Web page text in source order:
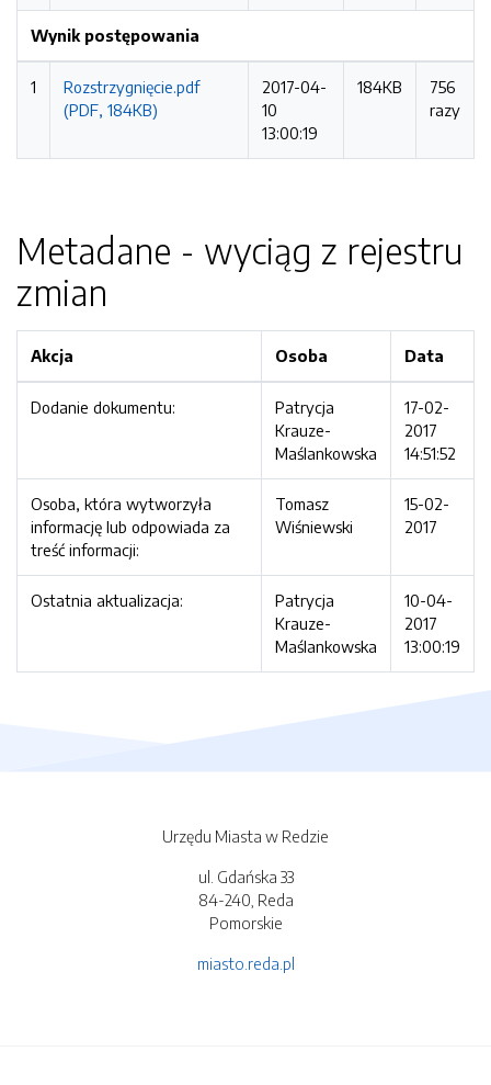
Wynik postępowania
1
Rozstrzygnięcie.pdf
(PDF, 184KB)
2017-04-
10
13:00:19
184KB
756
razy
Metadane - wyciąg z rejestru
zmian
Akcja Osoba Data
Dodanie dokumentu:
Patrycja
Krauze-
Maślankowska
17-02-
2017
14:51:52
Osoba, która wytworzyła
informację lub odpowiada za
treść informacji:
Tomasz
Wiśniewski
15-02-
2017
Ostatnia aktualizacja:
Patrycja
Krauze-
Maślankowska
10-04-
2017
13:00:19
Urzędu Miasta w Redzie
ul. Gdańska 33
84-240, Reda
Pomorskie
miasto.reda.pl